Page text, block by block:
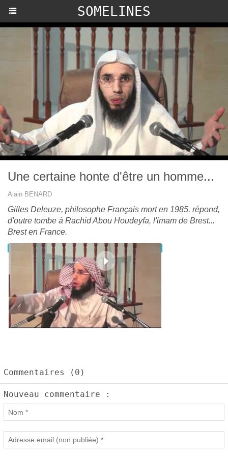
SOMELINES
Une certaine honte d'être un homme...
Alain BENARD
Gilles Deleuze, philosophe Français mort en 1985, répond,
d'outre tombe à Rachid Abou Houdeyfa, l'imam de Brest...
Brest en France.
Commentaires (0)
Nouveau commentaire :